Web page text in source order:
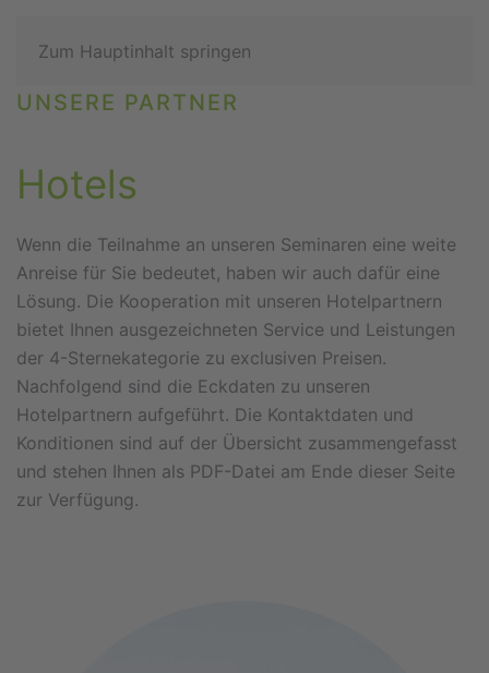
Zum Hauptinhalt springen
UNSERE PARTNER
Hotels
Wenn die Teilnahme an unseren Seminaren eine weite
Anreise für Sie bedeutet, haben wir auch dafür eine
Lösung. Die Kooperation mit unseren Hotelpartnern
bietet Ihnen ausgezeichneten Service und Leistungen
der 4-Sternekategorie zu exclusiven Preisen.
Nachfolgend sind die Eckdaten zu unseren
Hotelpartnern aufgeführt. Die Kontaktdaten und
Konditionen sind auf der Übersicht zusammengefasst
und stehen Ihnen als PDF-Datei am Ende dieser Seite
zur Verfügung.